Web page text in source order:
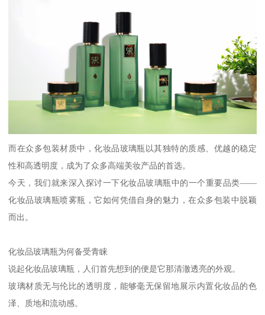
而在众多包装材质中，化妆品玻璃瓶以其独特的质感、优越的稳定
性和高透明度，成为了众多高端美妆产品的首选。
今天，我们就来深入探讨一下化妆品玻璃瓶中的一个重要品类——
化妆品玻璃瓶喷雾瓶，它如何凭借自身的魅力，在众多包装中脱颖
而出。
化妆品玻璃瓶为何备受青睐
说起化妆品玻璃瓶，人们首先想到的便是它那清澈透亮的外观。
玻璃材质无与伦比的透明度，能够毫无保留地展示内置化妆品的色
泽、质地和流动感。